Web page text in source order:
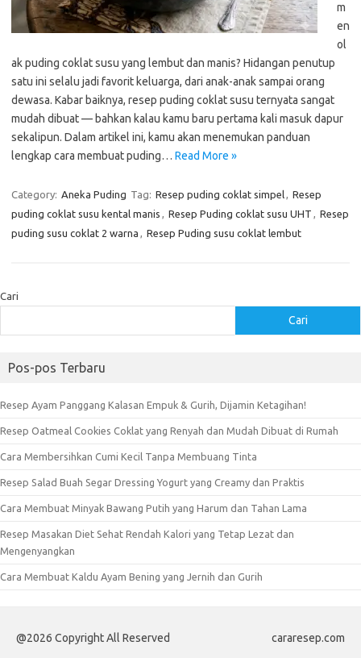
m
en
ol
ak puding coklat susu yang lembut dan manis? Hidangan penutup
satu ini selalu jadi favorit keluarga, dari anak-anak sampai orang
dewasa. Kabar baiknya, resep puding coklat susu ternyata sangat
mudah dibuat — bahkan kalau kamu baru pertama kali masuk dapur
sekalipun. Dalam artikel ini, kamu akan menemukan panduan
lengkap cara membuat puding… Read More »
Category: Aneka Puding Tag: Resep puding coklat simpel, Resep
puding coklat susu kental manis , Resep Puding coklat susu UHT , Resep
puding susu coklat 2 warna , Resep Puding susu coklat lembut
Cari
Cari
Pos-pos Terbaru
Resep Ayam Panggang Kalasan Empuk & Gurih, Dijamin Ketagihan!
Resep Oatmeal Cookies Coklat yang Renyah dan Mudah Dibuat di Rumah
Cara Membersihkan Cumi Kecil Tanpa Membuang Tinta
Resep Salad Buah Segar Dressing Yogurt yang Creamy dan Praktis
Cara Membuat Minyak Bawang Putih yang Harum dan Tahan Lama
Resep Masakan Diet Sehat Rendah Kalori yang Tetap Lezat dan
Mengenyangkan
Cara Membuat Kaldu Ayam Bening yang Jernih dan Gurih
@2026 Copyright All Reserved cararesep.com